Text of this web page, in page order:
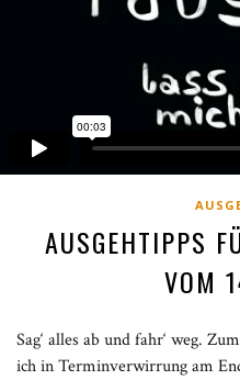
AUSGEHTIPPS
VOM
Sag‘ alles ab und fahr‘ weg.
ich in Terminverwirrung am